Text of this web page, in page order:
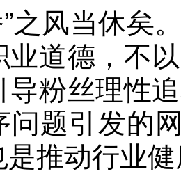
风当休矣
业道德 ， 不
粉丝理性
问题引发的
推动行业